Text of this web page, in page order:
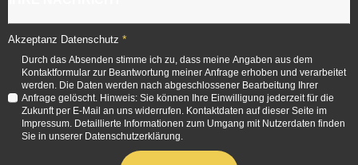
Akzeptanz Datenschutz *
Durch das Absenden stimme ich zu, dass meine Angaben aus dem
Kontaktformular zur Beantwortung meiner Anfrage erhoben und verarbeitet
werden. Die Daten werden nach abgeschlossener Bearbeitung Ihrer
Anfrage gelöscht. Hinweis: Sie können Ihre Einwilligung jederzeit für die
Zukunft per E-Mail an uns widerrufen. Kontaktdaten auf dieser Seite im
Impressum. Detaillierte Informationen zum Umgang mit Nutzerdaten finden
Sie in unserer Datenschutzerklärung.